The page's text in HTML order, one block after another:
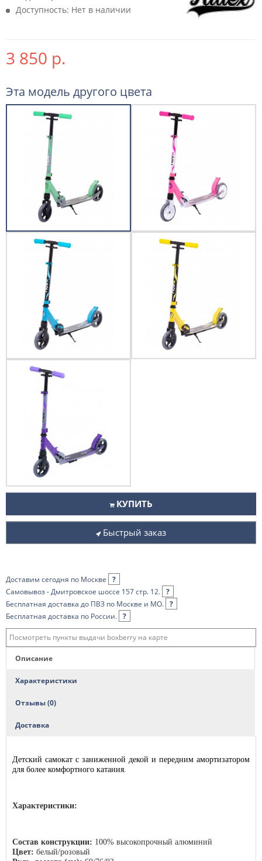
Доступность: Нет в наличии
3 850 р.
Эта модель другого цвета
КУПИТЬ
Быстрый заказ
Доставим сегодня по Москве
?
Самовывоз - Дмитровское шоссе 157 стр. 12. ?
Бесплатная доставка до ПВЗ по Москве и МО. ?
Бесплатная доставка по России. ?
Посмотреть пункты выдачи boxberry на карте
Описание
Характеристики
Отзывы (0)
Доставка
Детский самокат с заниженной декой и передним амортизатором
для более комфортного катания.
Характеристики:
Состав конструкции: 100% высокопрочный алюминий
Цвет: белый/розовый